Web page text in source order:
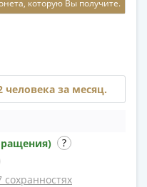
которую Вы получите.
за месяц.